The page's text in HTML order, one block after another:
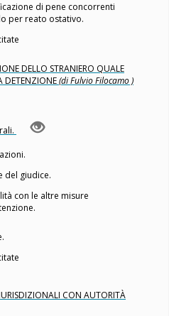
di pene concorrenti
per reato ostativo.
DELLO STRANIERO QUALE
DETENZIONE(di Fulvio Filocamo )
del giudice.
con le altre misure
CON AUTORITÀ